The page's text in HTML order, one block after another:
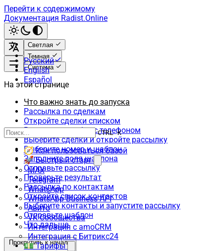
Перейти к содержимому
Документация Radist.Online
Светлая
Темная
Система
Русский
English
Español
CTRL K
🧭 Как пользоваться базой
🚀 Быстрый старт
MAX
Telegram
WhatsApp
WhatsApp Business API
Авито
VK Сообщества
Интеграция с amoCRM
Интеграция с Битрикс24
💵 Тарифы
На этой странице
Что важно знать до запуска
Рассылка по сделкам
Откройте сделки списком
Выведите столбец с телефоном
Выберите сделки и откройте рассылку
Выберите номер и шаблон
Заполните поля шаблона
Отправьте рассылку
Проверьте результат
Рассылка по контактам
Откройте список контактов
Выберите контакты и запустите рассылку
Отправьте шаблон
Что дальше
Прокрутить к началу